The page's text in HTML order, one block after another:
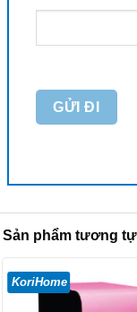
Sản phẩm tương tự
KoriHome